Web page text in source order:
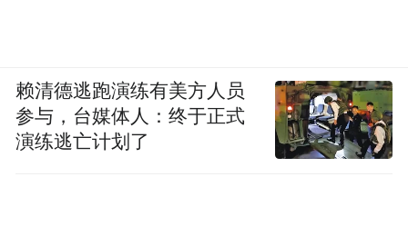
赖清德逃跑演练有美方人员
参与，台媒体人：终于正式
演练逃亡计划了